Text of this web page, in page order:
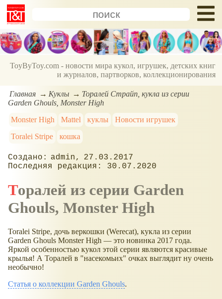
ToyByToy.com - новости мира кукол, игрушек, детских книг
и журналов, партворков, коллекционирования
Главная Куклы
Торалей Страйп, кукла из серии
Garden Ghouls, Monster High
Monster High
Mattel куклы
Новости игрушек
Toralei Stripe
кошка
admin
27.03.2017
30.07.2020
Торалей из серии Garden
Ghouls, Monster High
Toralei Stripe, дочь веркошки (Werecat), кукла из серии
Garden Ghouls Monster High — это новинка 2017 года.
Яркой особенностью кукол этой серии являются красивые
крылья! А Торалей в "насекомьих" очках выглядит ну очень
необычно!
Статья о коллекции Garden Ghouls.